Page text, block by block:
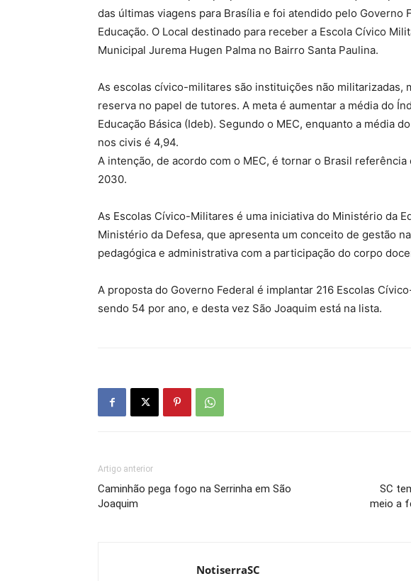
das últimas viagens para Brasília e foi atendido pelo Governo
Educação. O Local destinado para receber a Escola Cívico
Municipal Jurema Hugen Palma no Bairro Santa Paulina.
As escolas cívico-militares são instituições não militarizadas,
reserva no papel de tutores. A meta é aumentar a média do
Educação Básica (Ideb). Segundo o MEC, enquanto a média
nos civis é 4,94.
A intenção, de acordo com o MEC, é tornar o Brasil referência
2030.
As Escolas Cívico-Militares é uma iniciativa do Ministério da
Ministério da Defesa, que apresenta um conceito de gestão
pedagógica e administrativa com a participação do corpo
A proposta do Governo Federal é implantar 216 Escolas
sendo 54 por ano, e desta vez São Joaquim está na lista.
Artigo anterior
Caminhão pega fogo na Serrinha em São
Joaquim
SC
meio a
NotiserraSC